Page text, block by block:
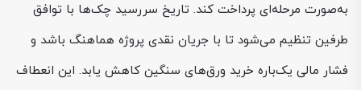
به‌صورت مرحله‌ای پرداخت کند. تاریخ سررسید چک‌ها با توافق
طرفین تنظیم می‌شود تا با جریان نقدی پروژه هماهنگ باشد و
فشار مالی یک‌باره خرید ورق‌های سنگین کاهش یابد. این انعطاف